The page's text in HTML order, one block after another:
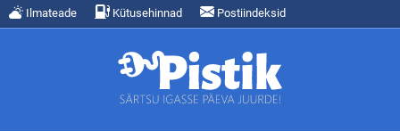
Ilmateade Kütusehinnad Postiindeksid